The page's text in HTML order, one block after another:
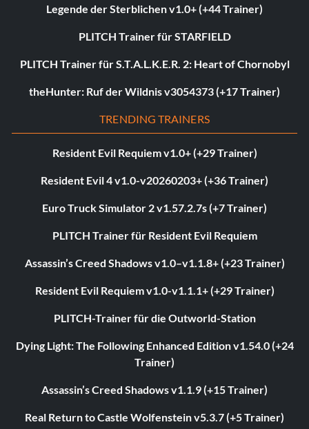
Legende der Sterblichen v1.0+ (+44 Trainer)
PLITCH Trainer für STARFIELD
PLITCH Trainer für S.T.A.L.K.E.R. 2: Heart of Chornobyl
theHunter: Ruf der Wildnis v3054373 (+17 Trainer)
TRENDING TRAINERS
Resident Evil Requiem v1.0+ (+29 Trainer)
Resident Evil 4 v1.0-v20260203+ (+36 Trainer)
Euro Truck Simulator 2 v1.57.2.7s (+7 Trainer)
PLITCH Trainer für Resident Evil Requiem
Assassin’s Creed Shadows v1.0–v1.1.8+ (+23 Trainer)
Resident Evil Requiem v1.0-v1.1.1+ (+29 Trainer)
PLITCH-Trainer für die Outworld-Station
Dying Light: The Following Enhanced Edition v1.54.0 (+24
Trainer)
Assassin’s Creed Shadows v1.1.9 (+15 Trainer)
Real Return to Castle Wolfenstein v5.3.7 (+5 Trainer)